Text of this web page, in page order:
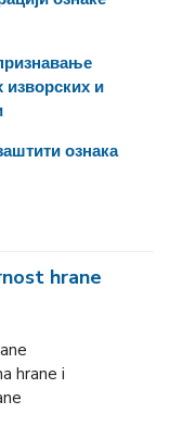
и
ознака
hrane
hrane i